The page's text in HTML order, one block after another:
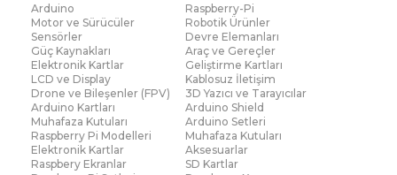
Arduino
Raspberry-Pi
Motor ve Sürücüler
Robotik Ürünler
Sensörler
Devre Elemanları
Güç Kaynakları
Araç ve Gereçler
Elektronik Kartlar
Geliştirme Kartları
LCD ve Display
Kablosuz İletişim
Drone ve Bileşenler (FPV)
3D Yazıcı ve Tarayıcılar
Arduino Kartları
Arduino Shield
Muhafaza Kutuları
Arduino Setleri
Raspberry Pi Modelleri
Muhafaza Kutuları
Elektronik Kartlar
Aksesuarlar
Raspbery Ekranlar
SD Kartlar